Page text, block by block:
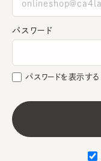
パスワード
パスワードを表示する